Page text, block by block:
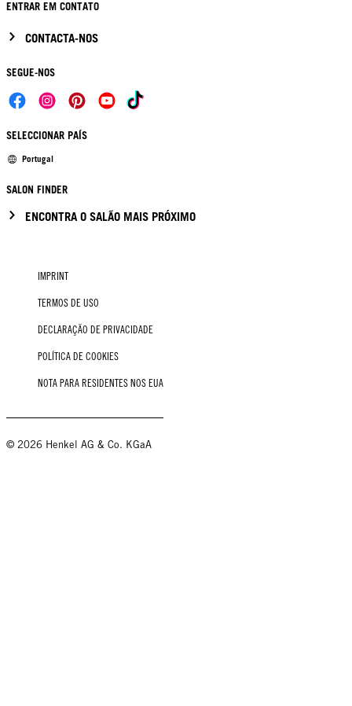
ENTRAR EM CONTATO
CONTACTA-NOS
SEGUE-NOS
SELECCIONAR PAÍS
Portugal
SALON FINDER
ENCONTRA O SALÃO MAIS PRÓXIMO
IMPRINT
TERMOS DE USO
DECLARAÇÃO DE PRIVACIDADE
POLÍTICA DE COOKIES
NOTA PARA RESIDENTES NOS EUA
© 2026 Henkel AG & Co. KGaA